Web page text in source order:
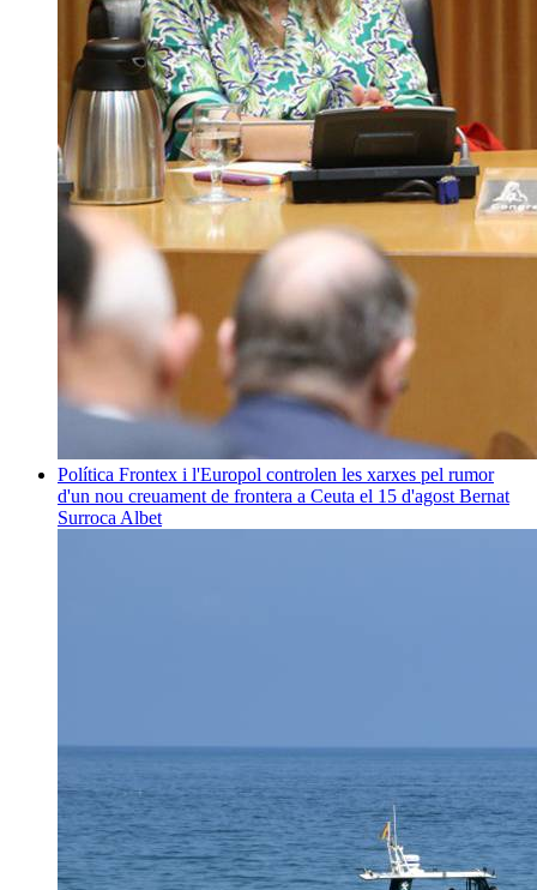
Política Frontex i l'Europol controlen les xarxes pel rumor
d'un nou creuament de frontera a Ceuta el 15 d'agost Bernat
Surroca Albet